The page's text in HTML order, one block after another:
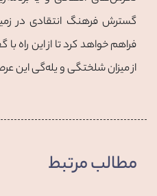
گسترش فرهنگ انتقادی در
فراهم خواهد کرد تا از این راه
از میزان شلختگی و یله‌گی این
مطالب مرتبط